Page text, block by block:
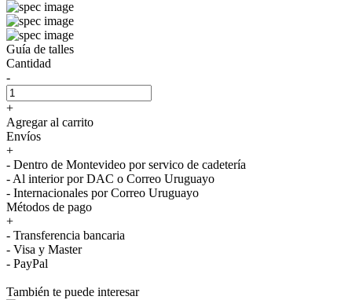
Guía de talles
Cantidad
-
+
Agregar al carrito
Envíos
+
- Dentro de Montevideo por servico de cadetería
- Al interior por DAC o Correo Uruguayo
- Internacionales por Correo Uruguayo
Métodos de pago
+
- Transferencia bancaria
- Visa y Master
- PayPal
También te puede interesar